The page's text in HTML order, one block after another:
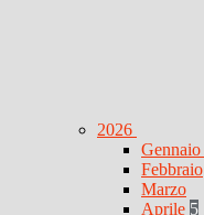
2026
Gennaio
Febbraio
Marzo
Aprile 5